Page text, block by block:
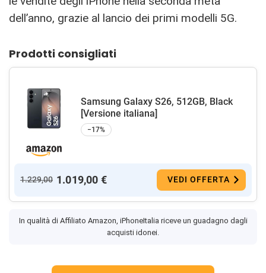
dell’anno, grazie al lancio dei primi modelli 5G.
Prodotti consigliati
Samsung Galaxy S26, 512GB, Black
[Versione italiana]
−17%
1.229,00 1.019,00 € VEDI OFFERTA
In qualità di Affiliato Amazon, iPhoneItalia riceve un guadagno dagli
acquisti idonei.